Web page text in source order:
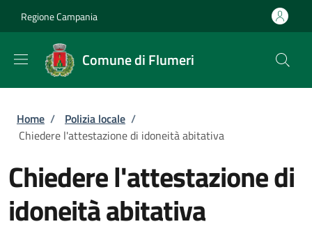
Regione Campania
Comune di Flumeri
Briciole di pane
Home / Polizia locale /
Chiedere l'attestazione di idoneità abitativa
Chiedere l'attestazione di
idoneità abitativa